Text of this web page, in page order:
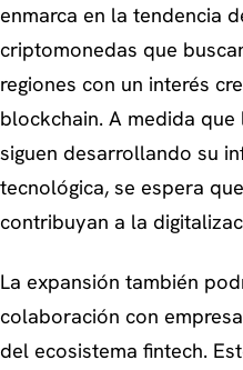
enmarca en la tendencia
criptomonedas que
regiones con un interés
blockchain. A medida
siguen desarrollando su
tecnológica, se espera
contribuyan a la
La expansión también
colaboración con
del ecosistema fintech.